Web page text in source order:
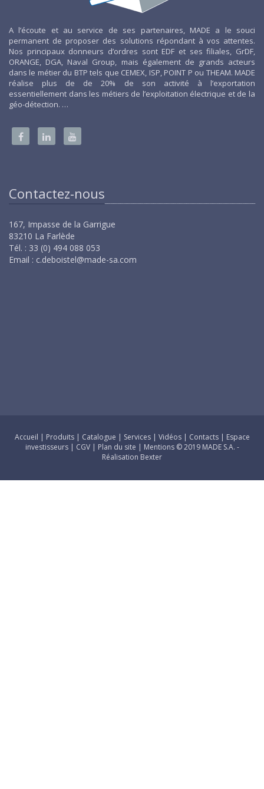
A l’écoute et au service de ses partenaires, MADE a le souci
permanent de proposer des solutions répondant à vos attentes.
Nos principaux donneurs d’ordres sont EDF et ses filiales, GrDF,
ORANGE, DGA, Naval Group, mais également de grands acteurs
dans le métier du BTP tels que CEMEX, ISP, POINT P ou THEAM. MADE
réalise plus de de 20% de son activité à l’exportation
essentiellement dans les métiers de l’exploitation électrique et de la
géo-détection. …
Contactez-nous
167, Impasse de la Garrigue
83210 La Farlède
Tél. : 33 (0) 494 088 053
Email : c.deboistel@made-sa.com
Accueil | Produits | Catalogue | Services | Vidéos | Contacts | Espace
investisseurs | CGV | Plan du site | Mentions © 2019 MADE S.A. -
Réalisation Bexter